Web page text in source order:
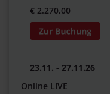
€ 2.270,00
23.11. - 27.11.26
Online LIVE